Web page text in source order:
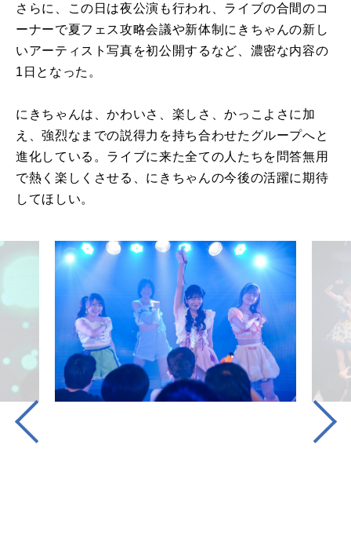
さらに、この日は夜公演も行われ、ライブの合間のコ
ーナーで夏フェス攻略会議や新体制にきちゃんの新し
いアーティスト写真を初公開するなど、濃密な内容の
1日となった。
にきちゃんは、かわいさ、楽しさ、かっこよさに加
え、強烈なまでの説得力を持ち合わせたグループへと
進化している。ライブに来た全ての人たちを問答無用
で熱く楽しくさせる、にきちゃんの今後の活躍に期待
してほしい。